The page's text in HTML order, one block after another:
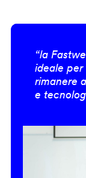
“la
ideale
rimanere
e